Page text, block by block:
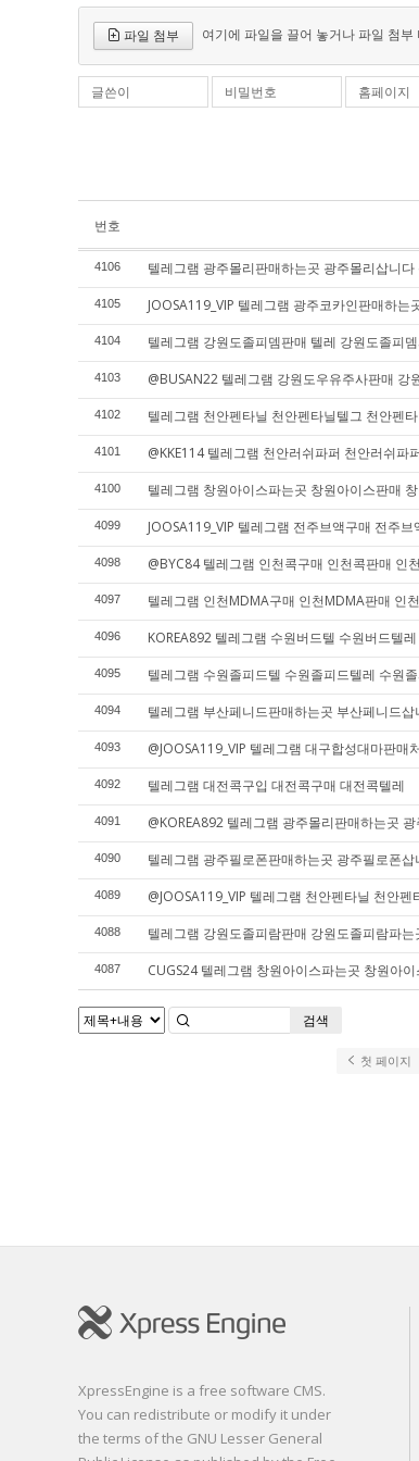
파일 첨부 여기에 파일을 끌어 놓거나 파일 첨부
글쓴이 비밀번호 홈페이지
번호
4106 텔레그램 광주몰리판매하는곳 광주몰리삽니
4105 JOOSA119_VIP 텔레그램 광주코카인판매하
4104 텔레그램 강원도졸피뎀판매 텔레 강원도졸피
4103 @BUSAN22 텔레그램 강원도우유주사판매
4102 텔레그램 천안펜타닐 천안펜타닐텔그 천안펜
4101 @KKE114 텔레그램 천안러쉬파퍼 천안러쉬파
4100 텔레그램 창원아이스파는곳 창원아이스판매
4099 JOOSA119_VIP 텔레그램 전주브액구매 전주
4098 @BYC84 텔레그램 인천콕구매 인천콕판매 인
4097 텔레그램 인천MDMA구매 인천MDMA판매 인
4096 KOREA892 텔레그램 수원버드텔 수원버드텔
4095 텔레그램 수원졸피드텔 수원졸피드텔레 수원
4094 텔레그램 부산페니드판매하는곳 부산페니드
4093 @JOOSA119_VIP 텔레그램 대구합성대마판
4092 텔레그램 대전콕구입 대전콕구매 대전콕텔레
4091 @KOREA892 텔레그램 광주몰리판매하는곳
4090 텔레그램 광주필로폰판매하는곳 광주필로폰
4089 @JOOSA119_VIP 텔레그램 천안펜타닐 천안
4088 텔레그램 강원도졸피람판매 강원도졸피람파
4087 CUGS24 텔레그램 창원아이스파는곳 창원아
검색
첫 페이지
XpressEngine is a free software CMS.
You can redistribute or modify it under
the terms of the GNU Lesser General